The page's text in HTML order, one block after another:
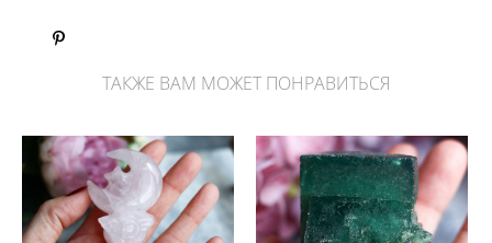
ТАКЖЕ ВАМ МОЖЕТ ПОНРАВИТЬСЯ